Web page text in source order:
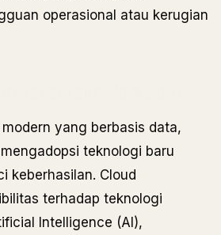
operasional atau kerugian
yang berbasis data,
teknologi baru
keberhasilan. Cloud
terhadap teknologi
Intelligence (AI),